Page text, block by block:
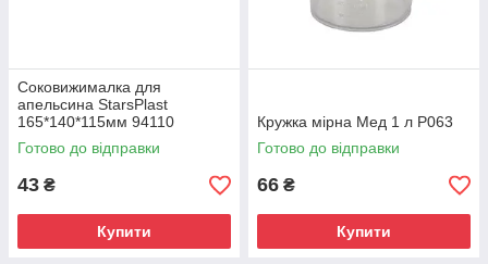
Соковижималка для
апельсина StarsPlast
165*140*115мм 94110
Готово до відправки
43 ₴
Купити
Кружка мірна Мед 1 л P063
Готово до відправки
66 ₴
Купити